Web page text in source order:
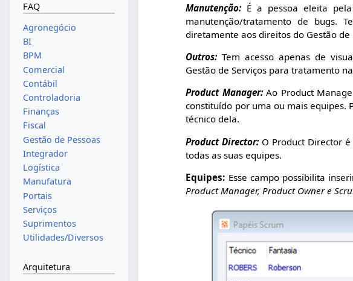
Manutenção:É a pessoa eleita pela
manutenção/tratamento de bugs.
diretamente aos direitos do Gestão de
Outros:Tem acesso apenas de
Gestão de Serviços para tratamento
Product Manager:Ao Product
constituído por uma ou mais equipes.
técnico dela.
Product Director:O Product Director
todas as suas equipes.
Equipes: Esse campo possibilita
Product Manager, Product Owner e
FAQ
Agronegócio
BI
BPM
Comercial
Contábil
Controladoria
Finanças
Fiscal
Gestão de Pessoas
Integrador
Logística
Manufatura
Portais
Serviços
Suprimentos
Utilidades/Diversos
Arquitetura